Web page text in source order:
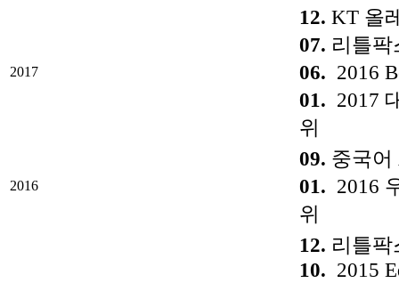
2017
12. KT 올
07. 리틀팍
06. 2016
01. 2017
위
2016
09. 중국어
01. 2016
위
12. 리틀팍
10. 2015